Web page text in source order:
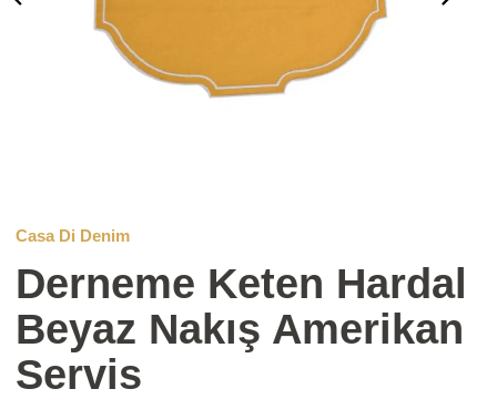
Casa Di Denim
Derneme Keten Hardal
Beyaz Nakış Amerikan
Servis